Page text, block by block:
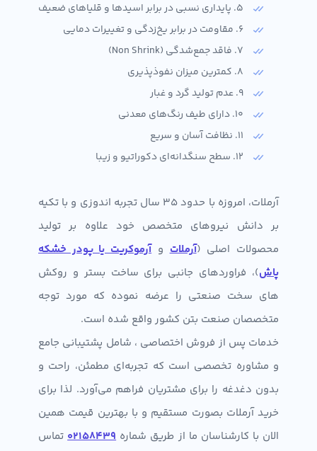
5. پایداری نسبی در برابر اسیدها و قلیاهای ضعیف
6. مقاومت در برابر یخ‌زدگی و تغییرات دمایی
7. فاقد جمع‌شدگی (Non Shrink)
8. کمترین میزان نفوذپذیری
9. عدم تولید گرد و غبار
10. دارای طیف رنگ‌های معدنی
11. نظافت آسان و سریع
12. سطح سنگدانه‌ای دکوراتیو و زیبا
آرملات، امروزه با حدود 35 سال تجربه‌ اندوزی و با تکیه
بر دانش نیروهای متخصص خود علاوه بر تولید
محصولات اصلی (آرملاتوآرموکریت یا پودر خشکه
پاش)، فراوردهای جانبی برای ساخت بستر و روکش
های سخت صنعتی را عرضه نموده که مورد توجه
متخصصان صنعت بتن کشور واقع شده است.
خدمات پس از فروش اختصاصی ، شامل پشتیبانی جامع
و مشاوره تخصصی است که تجربه‌ای مطمئن، راحت و
بدون دغدغه را برای مشتریان فراهم می‌آورد. لذا برای
خرید آرملات بصورت مستقیم و با بهترین قیمت همین
الان با کارشناسان ما از طریق شماره 02158439تماس